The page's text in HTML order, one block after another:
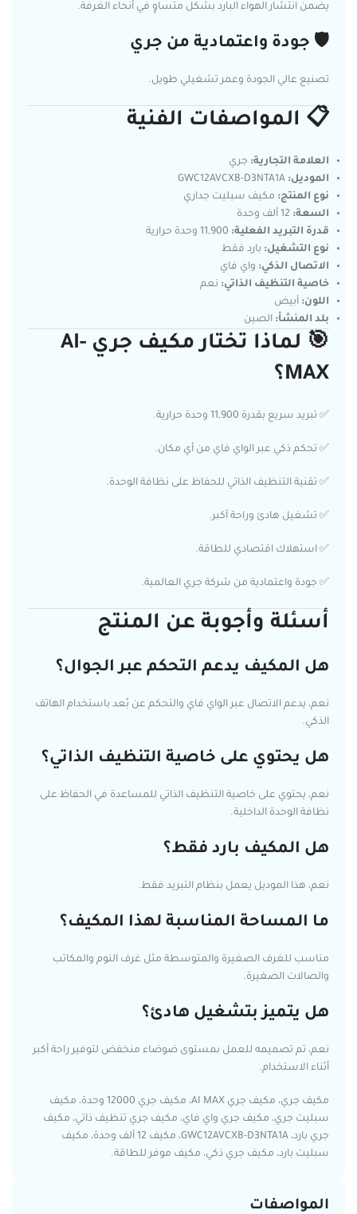
يضمن انتشار الهواء البارد بشكل متساوٍ في أنحاء الغرفة.
🛡️ جودة واعتمادية من جري
تصنيع عالي الجودة وعمر تشغيلي طويل.
📋 المواصفات الفنية
العلامة التجارية: جري
الموديل:
نوع المنتج: مكيف سبليت جداري
السعة:
قدرة التبريد الفعلية:
نوع التشغيل: بارد فقط
الاتصال الذكي: واي فاي
خاصية التنظيف الذاتي: نعم
اللون: أبيض
بلد المنشأ: الصين
🎯 لماذا تختار مكيف جري AI-
MAX؟
✅ تبريد سريع بقدرة 11,900 وحدة حرارية.
✅ تحكم ذكي عبر الواي فاي من أي مكان.
✅ تقنية التنظيف الذاتي للحفاظ على نظافة الوحدة.
✅ تشغيل هادئ وراحة أكبر.
✅ استهلاك اقتصادي للطاقة.
✅ جودة واعتمادية من شركة جري العالمية.
أسئلة وأجوبة عن المنتج
هل المكيف يدعم التحكم عبر الجوال؟
نعم، يدعم الاتصال عبر الواي فاي والتحكم عن بُعد باستخدام الهاتف
الذكي.
هل يحتوي على خاصية التنظيف الذاتي؟
نعم، يحتوي على خاصية التنظيف الذاتي للمساعدة في الحفاظ على
نظافة الوحدة الداخلية.
هل المكيف بارد فقط؟
نعم، هذا الموديل يعمل بنظام التبريد فقط.
ما المساحة المناسبة لهذا المكيف؟
مناسب للغرف الصغيرة والمتوسطة مثل غرف النوم والمكاتب
والصالات الصغيرة.
هل يتميز بتشغيل هادئ؟
نعم، تم تصميمه للعمل بمستوى ضوضاء منخفض لتوفير راحة أكبر
أثناء الاستخدام.
مكيف جري، مكيف جري AI MAX، مكيف جري 12000 وحدة، مكيف
سبليت جري، مكيف جري واي فاي، مكيف جري تنظيف ذاتي، مكيف
جري بارد، GWC12AVCXB-D3NTA1A، مكيف 12 ألف وحدة، مكيف
سبليت بارد، مكيف جري ذكي، مكيف موفر للطاقة.
المواصفات